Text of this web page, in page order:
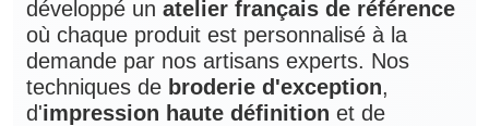
développé un atelier français de référence
où chaque produit est personnalisé à la
demande par nos artisans experts. Nos
techniques de broderie d'exception,
d'impression haute définition et de